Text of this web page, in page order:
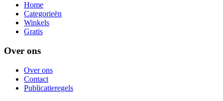
Home
Categorieën
Winkels
Gratis
Over ons
Over ons
Contact
Publicatieregels